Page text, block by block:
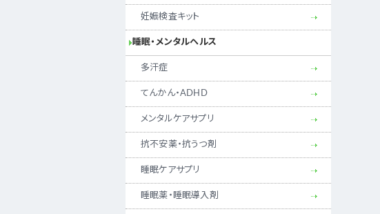
妊娠検査キット
睡眠・メンタルヘルス
多汗症
てんかん・ADHD
メンタルケアサプリ
抗不安薬・抗うつ剤
睡眠ケアサプリ
睡眠薬・睡眠導入剤